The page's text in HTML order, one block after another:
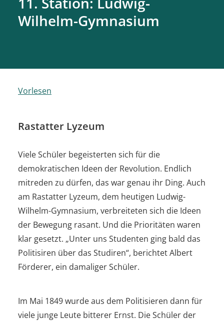
Wilhelm-Gymnasium
Vorlesen
Rastatter Lyzeum
Viele Schüler begeisterten sich für die
demokratischen Ideen der Revolution. Endlich
mitreden zu dürfen, das war genau ihr Ding. Auch
am Rastatter Lyzeum, dem heutigen Ludwig-
Wilhelm-Gymnasium, verbreiteten sich die Ideen
der Bewegung rasant. Und die Prioritäten waren
klar gesetzt. „Unter uns Studenten ging bald das
Politisiren über das Studiren“, berichtet Albert
Förderer, ein damaliger Schüler.
Im Mai 1849 wurde aus dem Politisieren dann für
viele junge Leute bitterer Ernst. Die Schüler der